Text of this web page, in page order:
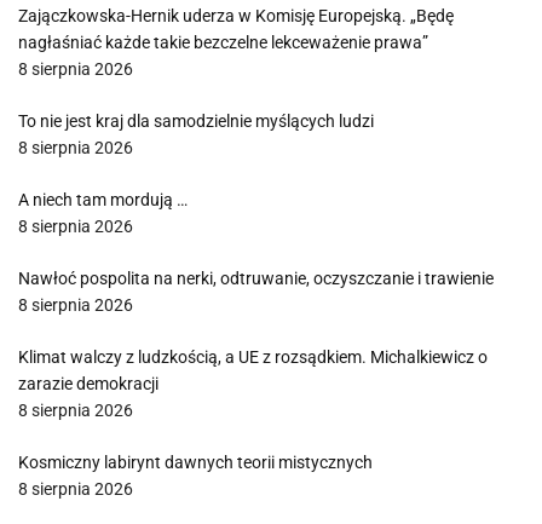
Zajączkowska-Hernik uderza w Komisję Europejską. „Będę
nagłaśniać każde takie bezczelne lekceważenie prawa”
8 sierpnia 2026
To nie jest kraj dla samodzielnie myślących ludzi
8 sierpnia 2026
A niech tam mordują …
8 sierpnia 2026
Nawłoć pospolita na nerki, odtruwanie, oczyszczanie i trawienie
8 sierpnia 2026
Klimat walczy z ludzkością, a UE z rozsądkiem. Michalkiewicz o
zarazie demokracji
8 sierpnia 2026
Kosmiczny labirynt dawnych teorii mistycznych
8 sierpnia 2026